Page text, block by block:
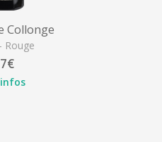
Collonge
Rouge